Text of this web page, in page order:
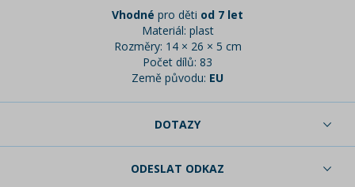
Vhodné pro děti od 7 let
Materiál: plast
Rozměry: 14 × 26 × 5 cm
Počet dílů: 83
Země původu: EU
DOTAZY
ODESLAT ODKAZ